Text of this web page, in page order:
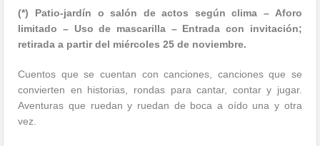
(*) Patio-jardín o salón de actos según clima – Aforo
limitado – Uso de mascarilla – Entrada con invitación;
retirada a partir del miércoles 25 de noviembre.
Cuentos que se cuentan con canciones, canciones que se
convierten en historias, rondas para cantar, contar y jugar.
Aventuras que ruedan y ruedan de boca a oído una y otra
vez.